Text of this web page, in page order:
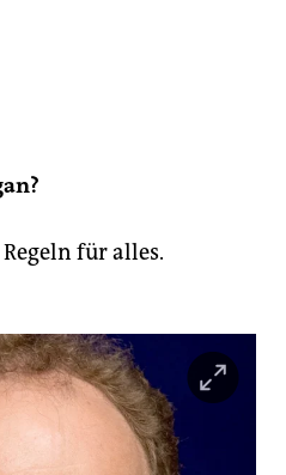
für alles.